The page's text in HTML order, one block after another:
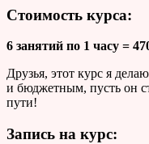
Стоимость курса:
6 занятий по 1 часу =
Друзья, этот курс я
и бюджетным, пусть он
пути!
Запись на курс: